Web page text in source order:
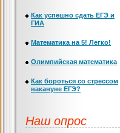
Как успешно сдать ЕГЭ и
ГИА
Математика на 5! Легко!
Олимпийская математика
Как бороться со стрессом
накануне ЕГЭ?
Наш опрос